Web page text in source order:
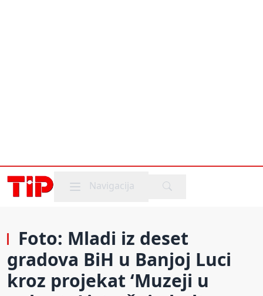
Mobile menu
Navigacija
Foto: Mladi iz deset
gradova BiH u Banjoj Luci
kroz projekat ‘Muzeji u